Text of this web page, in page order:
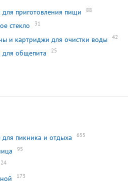
для приготовления пищи 88
стекло 31
и картриджи для очистки воды 42
для общепита 25
для пикника и отдыха 655
95
24
173